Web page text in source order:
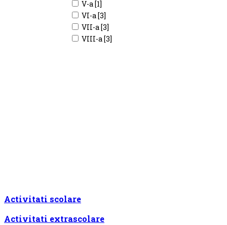
V-a [1]
VI-a [3]
VII-a [3]
VIII-a [3]
Activitati scolare
Activitati extrascolare